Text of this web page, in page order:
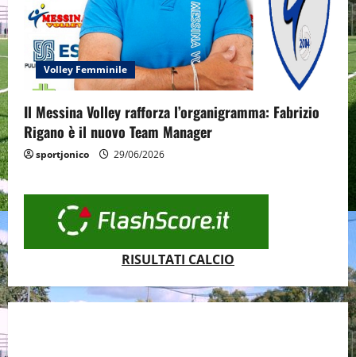
Volley Femminile
Il Messina Volley rafforza l’organigramma: Fabrizio
Rigano è il nuovo Team Manager
sportjonico 29/06/2026
RISULTATI CALCIO